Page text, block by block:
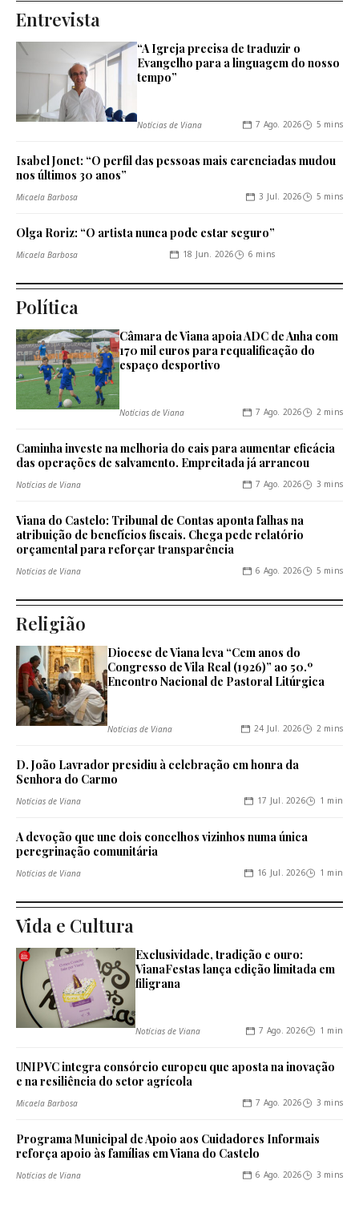
Entrevista
“A Igreja precisa de traduzir o
Evangelho para a linguagem do nosso
tempo”
Notícias de Viana 7 Ago. 2026 5 mins
Isabel Jonet: “O perfil das pessoas mais carenciadas mudou
nos últimos 30 anos”
Micaela Barbosa 3 Jul. 2026 5 mins
Olga Roriz: “O artista nunca pode estar seguro”
Micaela Barbosa 18 Jun. 2026 6 mins
Política
Câmara de Viana apoia ADC de Anha com
170 mil euros para requalificação do
espaço desportivo
Notícias de Viana 7 Ago. 2026 2 mins
Caminha investe na melhoria do cais para aumentar eficácia
das operações de salvamento. Empreitada já arrancou
Notícias de Viana 7 Ago. 2026 3 mins
Viana do Castelo: Tribunal de Contas aponta falhas na
atribuição de benefícios fiscais. Chega pede relatório
orçamental para reforçar transparência
Notícias de Viana 6 Ago. 2026 5 mins
Religião
Diocese de Viana leva “Cem anos do
Congresso de Vila Real (1926)” ao 50.º
Encontro Nacional de Pastoral Litúrgica
Notícias de Viana 24 Jul. 2026 2 mins
D. João Lavrador presidiu à celebração em honra da
Senhora do Carmo
Notícias de Viana 17 Jul. 2026 1 min
A devoção que une dois concelhos vizinhos numa única
peregrinação comunitária
Notícias de Viana 16 Jul. 2026 1 min
Vida e Cultura
Exclusividade, tradição e ouro:
VianaFestas lança edição limitada em
filigrana
Notícias de Viana 7 Ago. 2026 1 min
UNIPVC integra consórcio europeu que aposta na inovação
e na resiliência do setor agrícola
Micaela Barbosa 7 Ago. 2026 3 mins
Programa Municipal de Apoio aos Cuidadores Informais
reforça apoio às famílias em Viana do Castelo
Notícias de Viana 6 Ago. 2026 3 mins